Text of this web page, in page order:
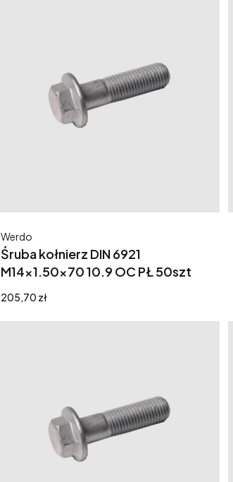
Śruba kołnierz DIN 6921
M14x1.50x70 10.9 OC PŁ 50szt
Producent
Werdo
Cena
205,70 zł